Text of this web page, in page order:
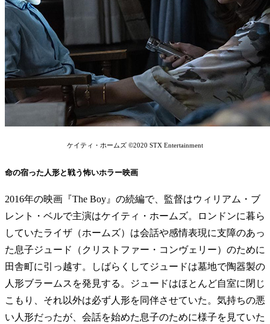
ケイティ・ホームズ ©2020 STX Entertainment
命の宿った人形と戦う怖いホラー映画
2016年の映画『The Boy』の続編で、監督はウィリアム・ブ
レント・ベルで主演はケイティ・ホームズ。ロンドンに暮ら
していたライザ（ホームズ）は会話や感情表現に支障のあっ
た息子ジュード（クリストファー・コンヴェリー）のために
田舎町に引っ越す。しばらくしてジュードは墓地で陶器製の
人形ブラームスを発見する。ジュードはほとんど自室に閉じ
こもり、それ以外は必ず人形を同伴させていた。気持ちの悪
い人形だったが、会話を始めた息子のために様子を見ていた